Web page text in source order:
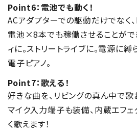
Point6：電池でも動く！
ACアダプターでの駆動だけでな
電池×8本でも稼働させることがで
ィに。ストリートライブに。電源に
電子ピアノ。
Point7：歌える！
好きな曲を、リビングの真ん中で歌
マイク入力端子も装備、内蔵エフェ
く歌えます！